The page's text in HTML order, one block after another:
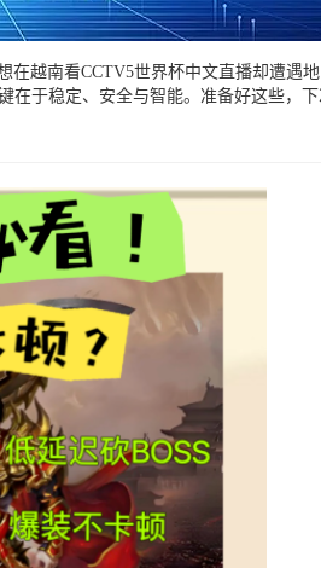
越南看CCTV5世界杯中文直播却遭
于稳定、安全与智能。准备好这些，